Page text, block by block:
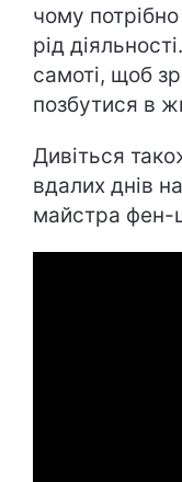
чому
рід
самоті, щоб
позбутися в
Дивіться
вдалих днів
майстра фен-